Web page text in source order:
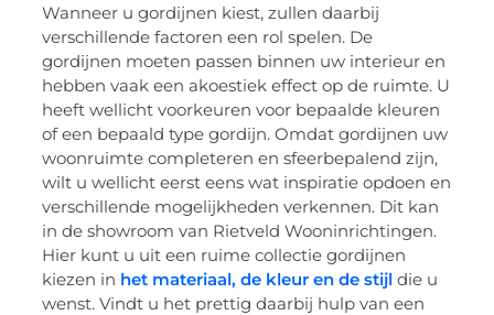
Wanneer u gordijnen kiest, zullen daarbij
verschillende factoren een rol spelen. De
gordijnen moeten passen binnen uw interieur en
hebben vaak een akoestiek effect op de ruimte. U
heeft wellicht voorkeuren voor bepaalde kleuren
of een bepaald type gordijn. Omdat gordijnen uw
woonruimte completeren en sfeerbepalend zijn,
wilt u wellicht eerst eens wat inspiratie opdoen en
verschillende mogelijkheden verkennen. Dit kan
in de showroom van Rietveld Wooninrichtingen.
Hier kunt u uit een ruime collectie gordijnen
kiezen in het materiaal, de kleur en de stijl die u
wenst. Vindt u het prettig daarbij hulp van een